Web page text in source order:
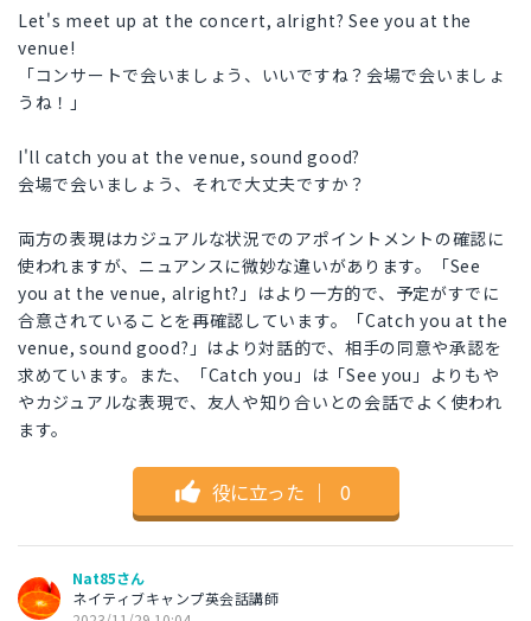
Let's meet up at the concert, alright? See you at the
venue!
「コンサートで会いましょう、いいですね？会場で会いましょ
うね！」
I'll catch you at the venue, sound good?
会場で会いましょう、それで大丈夫ですか？
両方の表現はカジュアルな状況でのアポイントメントの確認に
使われますが、ニュアンスに微妙な違いがあります。「See
you at the venue, alright?」はより一方的で、予定がすでに
合意されていることを再確認しています。「Catch you at the
venue, sound good?」はより対話的で、相手の同意や承認を
求めています。また、「Catch you」は「See you」よりもや
やカジュアルな表現で、友人や知り合いとの会話でよく使われ
ます。
役に立った ｜ 0
Nat85さん
ネイティブキャンプ英会話講師